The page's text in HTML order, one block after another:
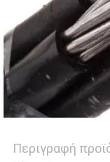
Περιγραφή